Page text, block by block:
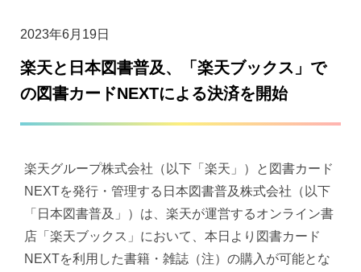
2023年6月19日
楽天と日本図書普及、「楽天ブックス」で
の図書カードNEXTによる決済を開始
楽天グループ株式会社（以下「楽天」）と図書カード
NEXTを発行・管理する日本図書普及株式会社（以下
「日本図書普及」）は、楽天が運営するオンライン書
店「楽天ブックス」において、本日より図書カード
NEXTを利用した書籍・雑誌（注）の購入が可能とな